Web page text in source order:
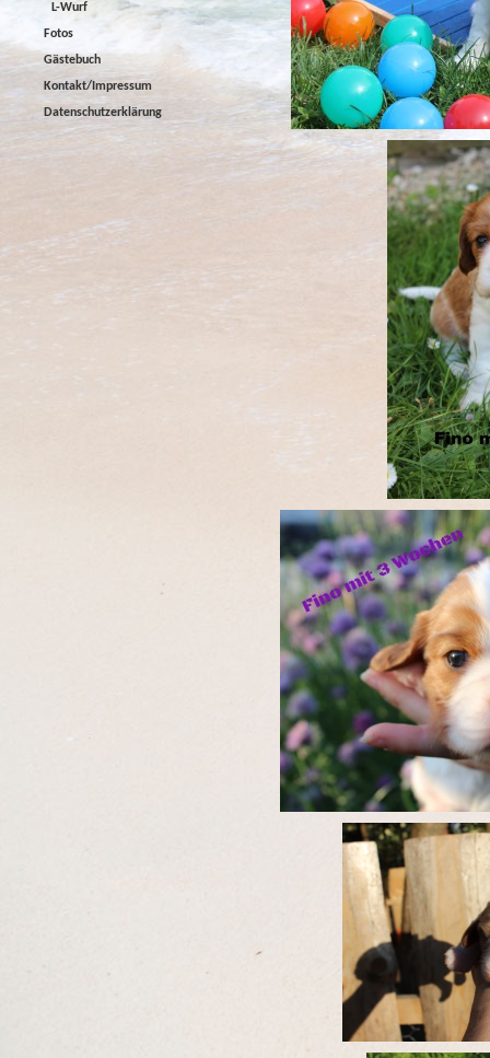
L-Wurf
Fotos
Gästebuch
Kontakt/Impressum
Datenschutzerklärung